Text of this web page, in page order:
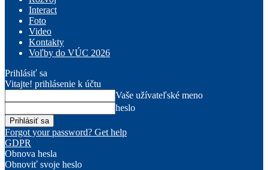
Interact
Foto
Video
Kontakty
Voľby do VÚC 2026
Prihlásiť sa
Vitajte! prihlásenie k účtu
Vaše užívateľské meno
heslo
Forgot your password? Get help
GDPR
Obnova hesla
Obnoviť svoje heslo